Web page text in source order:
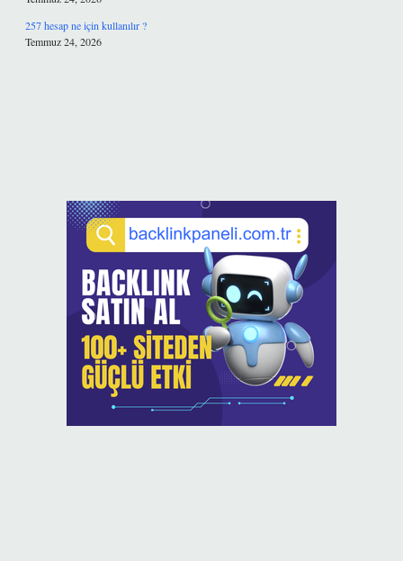
257 hesap ne için kullanılır ?
Temmuz 24, 2026